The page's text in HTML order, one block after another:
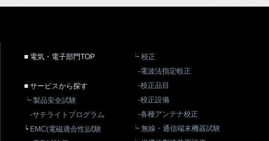
■ 電気・電子部門TOP
■ サービスから探す
┕ 製品安全試験
-サテライトプログラム
┕ EMC(電磁適合性)試験
┕ 校正
-電波法指定較正
-校正品目
-校正設備
-各種アンテナ校正
┕ 無線・通信端末機器試験